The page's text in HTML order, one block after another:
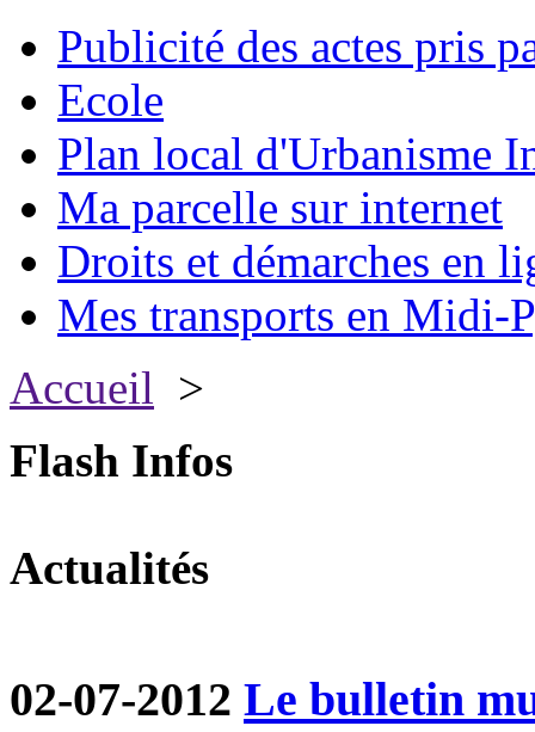
Publicité des actes pris
Ecole
Plan local d'Urbanisme
Ma parcelle sur internet
Droits et démarches en
Mes transports en Midi-
Accueil >
Flash Infos
Actualités
02-07-2012 Le bulletin